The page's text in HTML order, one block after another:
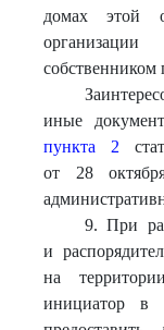
домах этой
иные
пункта 2
от 28
9. При
и
на
инициатор в